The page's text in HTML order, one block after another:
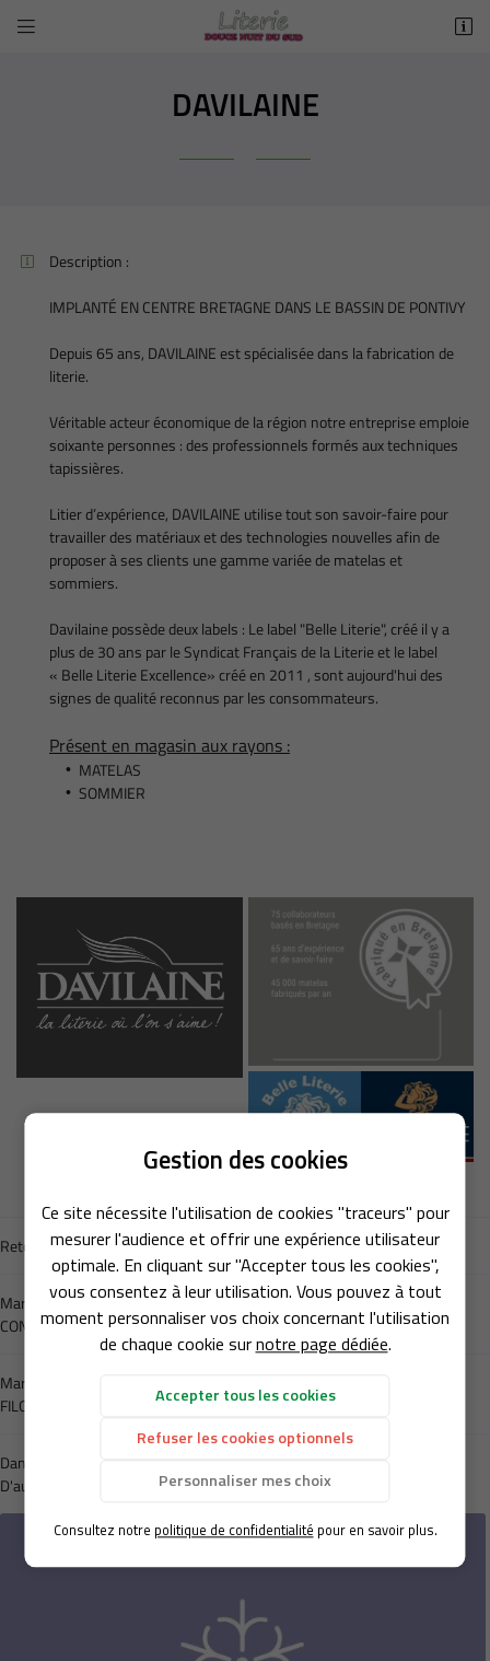
Gestion des cookies
Ce site nécessite l'utilisation de cookies "traceurs" pour
mesurer l'audience et offrir une expérience utilisateur
optimale. En cliquant sur "Accepter tous les cookies",
vous consentez à leur utilisation. Vous pouvez à tout
moment personnaliser vos choix concernant l'utilisation
de chaque cookie surnotre page dédiée.
Accepter tous les cookies
Refuser les cookies optionnels
Personnaliser mes choix
Consultez notre politique de confidentialité pour en savoir plus.

ACCUEIL
MARQUES
PRODUITS
- COUP DE ❤️
CONTACT

Une question ?
Rejoignez-
Restez
3 AVENUE DE SAINTE CROIX
Rafraîchir le captcha
En cochant cette case, vous consentez à recevoir nos propositions commerciales à
Inscription
DAVILAINE

Description :
IMPLANTÉ EN CENTRE BRETAGNE DANS LE BASSIN DE PONTIVY
Depuis 65 ans, DAVILAINE est spécialisée dans la fabrication de
literie.
Véritable acteur économique de la région notre entreprise emploie
soixante personnes : des professionnels formés aux techniques
tapissières.
Litier d’expérience, DAVILAINE utilise tout son savoir-faire pour
travailler des matériaux et des technologies nouvelles afin de
proposer à ses clients une gamme variée de matelas et
sommiers.
Davilaine possède deux labels : Le label "Belle Literie", créé il y a
plus de 30 ans par le Syndicat Français de la Literie et le label
« Belle Literie Excellence» créé en 2011 , sont aujourd'hui des
signes de qualité reconnus par les consommateurs.
Présent en magasin aux rayons :
MATELAS
SOMMIER
Retour aux marques
Marque précédente
CONFORT PLUS
Marque suivante
FILOLIT
Dans la même catégorie
D'autres marques qui pourraient vous intéresser